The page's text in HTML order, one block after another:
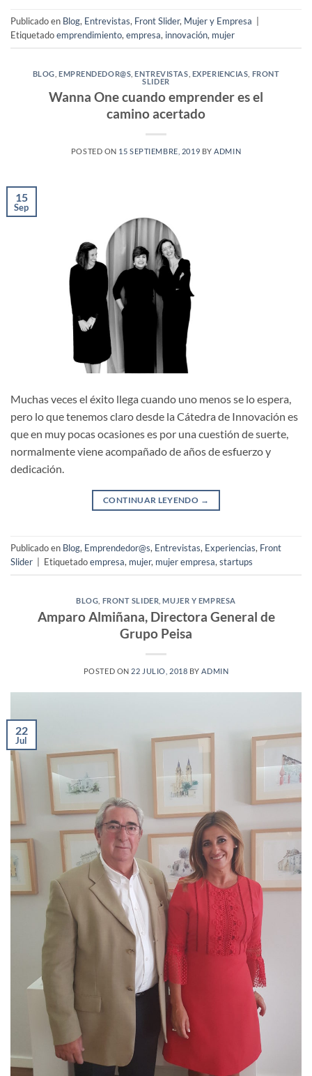
Publicado en Blog, Entrevistas, Front Slider, Mujer y Empresa
Etiquetadoemprendimiento, empresa, innovación, mujer
BLOG EMPRENDEDOR@S ,ENTREVISTAS EXPERIENCIAS FRONT
SLIDER
Wanna One cuando emprender es el
camino acertado
POSTED ON 15 SEPTIEMBRE, 2019 BYADMIN
15
Sep
Muchas veces el éxito llega cuando uno menos se lo espera,
pero lo que tenemos claro desde la Cátedra de Innovación es
que en muy pocas ocasiones es por una cuestión de suerte,
normalmente viene acompañado de años de esfuerzo y
dedicación.
CONTINUAR LEYENDO →
Publicado en Blog, Emprendedor@s, Entrevistas, Experiencias, Front
Slider
Etiquetadoempresa, mujer, mujer empresa,startups
BLOG FRONT SLIDER ,MUJER Y EMPRESA
Amparo Almiñana, Directora General de
Grupo Peisa
POSTED ON 22 JULIO, 2018 BYADMIN
22
Jul